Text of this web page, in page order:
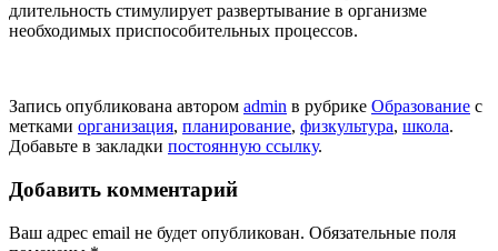
длительность стимулирует развертывание в организме
необходимых приспособительных процессов.
Запись опубликована автором admin в рубрике Образование с
метками организация, планирование, физкультура, школа.
Добавьте в закладки постоянную ссылку.
Добавить комментарий
Ваш адрес email не будет опубликован. Обязательные поля